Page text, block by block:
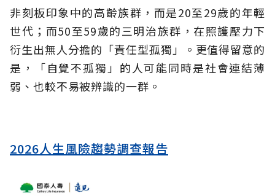
非刻板印象中的高齡族群，而是20至29歲的年輕
世代；而50至59歲的三明治族群，在照護壓力下
衍生出無人分擔的「責任型孤獨」。更值得留意的
是，「自覺不孤獨」的人可能同時是社會連結薄
弱、也較不易被辨識的一群。
2026人生風險趨勢調查報告